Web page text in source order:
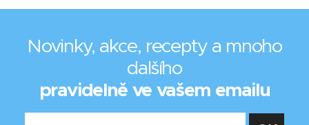
Novinky, akce, recepty a mnoho
dalšího
pravidelně ve vašem emailu